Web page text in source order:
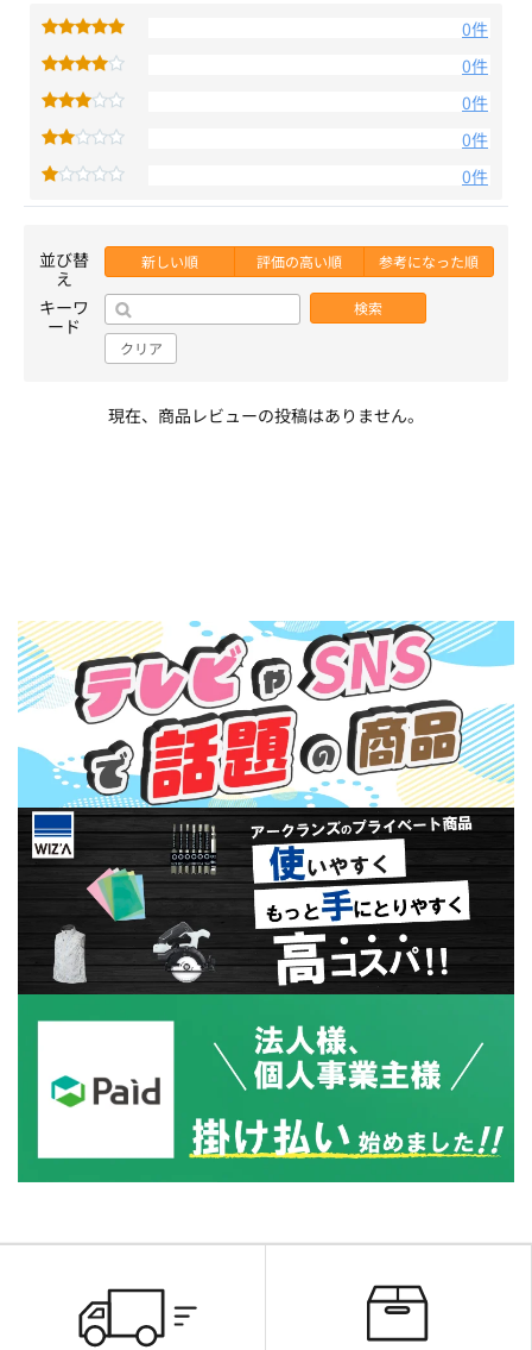
0件
0件
0件
0件
0件
並び替
え
新しい順 評価の高い順 参考になった順
キーワ
ード
検索
クリア
現在、商品レビューの投稿はありません。